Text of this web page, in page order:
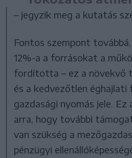
– jegyzik meg a kutatás
Fontos szempont
12%-a a forrásokat a
fordította – ez a növekvő
és a kedvezőtlen
gazdasági nyomás jele.
arra, hogy további
van szükség a
pénzügyi